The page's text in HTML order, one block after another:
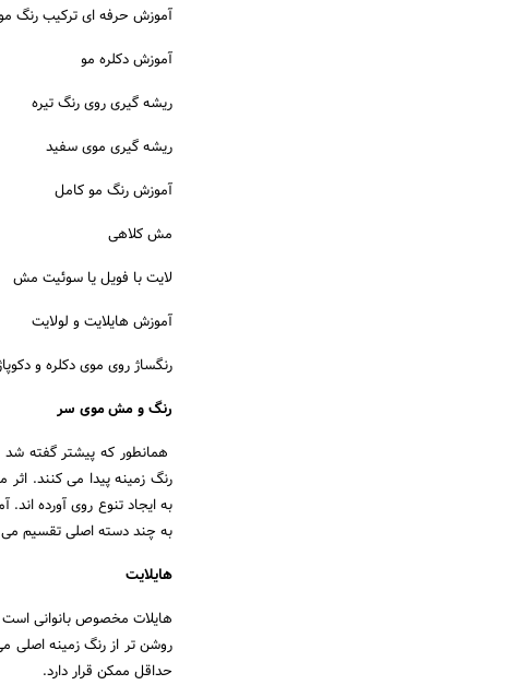
آموزش حرفه ای ترکیب رنگ
آموزش دکلره مو
ریشه گیری روی رنگ تیره
ریشه گیری موی سفید
آموزش رنگ مو کامل
مش کلاهی
لایت با فویل یا سوئیت مش
آموزش هایلایت و لولایت
رنگساژ روی موی دکلره و
رنگ و مش موی سر
همانطور که پیشتر گفته
رنگ زمینه پیدا می کنند.
به ایجاد تنوع روی آورده
به چند دسته اصلی تقسیم می
هایلایت
هایلات مخصوص بانوانی است
روشن تر از رنگ زمینه
حداقل ممکن قرار دارد.